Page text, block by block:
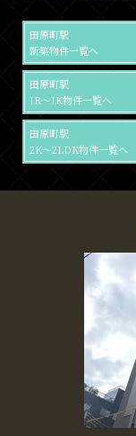
田原町駅
新築物件一覧へ
田原町駅
1R～1K物件一覧へ
田原町駅
2K～2LDK物件一覧へ